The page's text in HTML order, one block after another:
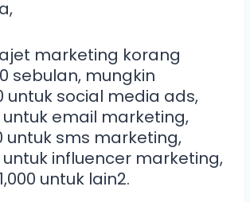
marketing korang
sebulan, mungkin
untuk social media ads,
untuk email marketing,
untuk sms marketing,
untuk influencer marketing,
untuk lain2.